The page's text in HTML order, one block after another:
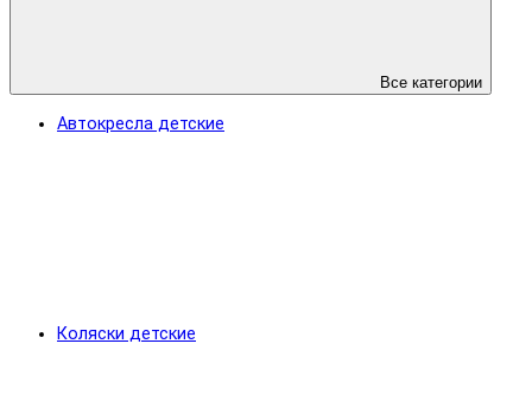
Все категории
Автокресла детские
Коляски детские